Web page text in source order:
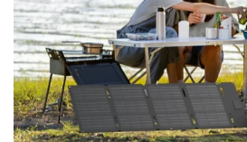
RIVER 3 და
კომპაქტური დიზაინისა და
ვატიანი პორტატული მზის
თანამგზავრია RIVER სერიის